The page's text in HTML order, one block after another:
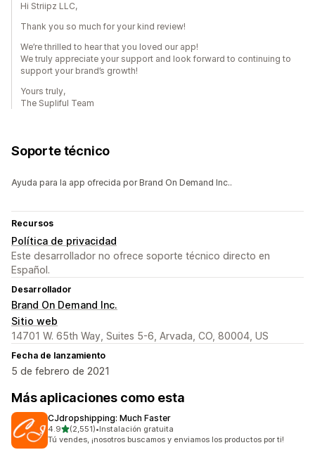
Hi Striipz LLC,
Thank you so much for your kind review!
We’re thrilled to hear that you loved our app!
We truly appreciate your support and look forward to continuing to
support your brand’s growth!
Yours truly,
The Supliful Team
Soporte técnico
Ayuda para la app ofrecida por Brand On Demand Inc..
Recursos
Política de privacidad
Este desarrollador no ofrece soporte técnico directo en
Español.
Desarrollador
Brand On Demand Inc.
Sitio web
14701 W. 65th Way, Suites 5-6, Arvada, CO, 80004, US
Fecha de lanzamiento
5 de febrero de 2021
Más aplicaciones como esta
CJdropshipping: Much Faster
4.9de 5 estrellas
(2,551)
2551 reseñas en total
•Instalación gratuita
Tú vendes, ¡nosotros buscamos y enviamos los productos por ti!